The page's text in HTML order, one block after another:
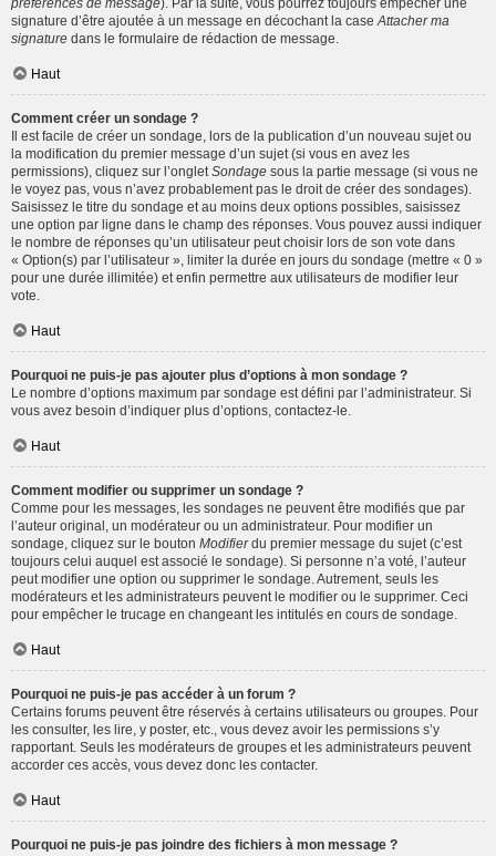
signature d’être ajoutée à un message en décochant la case Attacher ma
signature dans le formulaire de rédaction de message.
Haut
Comment créer un sondage ?
Il est facile de créer un sondage, lors de la publication d’un nouveau sujet ou
la modification du premier message d’un sujet (si vous en avez les
permissions), cliquez sur l’onglet Sondage sous la partie message (si vous ne
le voyez pas, vous n’avez probablement pas le droit de créer des sondages).
Saisissez le titre du sondage et au moins deux options possibles, saisissez
une option par ligne dans le champ des réponses. Vous pouvez aussi indiquer
le nombre de réponses qu’un utilisateur peut choisir lors de son vote dans
« Option(s) par l’utilisateur », limiter la durée en jours du sondage (mettre « 0 »
pour une durée illimitée) et enfin permettre aux utilisateurs de modifier leur
vote.
Haut
Pourquoi ne puis-je pas ajouter plus d’options à mon sondage ?
Le nombre d’options maximum par sondage est défini par l’administrateur. Si
vous avez besoin d’indiquer plus d’options, contactez-le.
Haut
Comment modifier ou supprimer un sondage ?
Comme pour les messages, les sondages ne peuvent être modifiés que par
l’auteur original, un modérateur ou un administrateur. Pour modifier un
sondage, cliquez sur le bouton Modifierdu premier message du sujet (c’est
toujours celui auquel est associé le sondage). Si personne n’a voté, l’auteur
peut modifier une option ou supprimer le sondage. Autrement, seuls les
modérateurs et les administrateurs peuvent le modifier ou le supprimer. Ceci
pour empêcher le trucage en changeant les intitulés en cours de sondage.
Haut
Pourquoi ne puis-je pas accéder à un forum ?
Certains forums peuvent être réservés à certains utilisateurs ou groupes. Pour
les consulter, les lire, y poster, etc., vous devez avoir les permissions s’y
rapportant. Seuls les modérateurs de groupes et les administrateurs peuvent
accorder ces accès, vous devez donc les contacter.
Haut
Pourquoi ne puis-je pas joindre des fichiers à mon message ?